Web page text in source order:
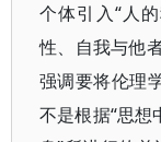
个体引入 “人
性、自我与他
强调要将伦理
不是根据“思想